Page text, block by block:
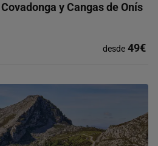
y Cangas de Onís
desde 49€